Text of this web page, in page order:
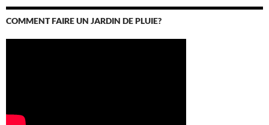
COMMENT FAIRE UN JARDIN DE PLUIE?